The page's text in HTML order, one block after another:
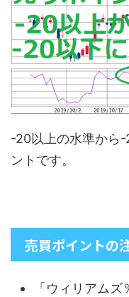
-20以上の水準から-
ントです。
売買ポイントの
「ウィリアム